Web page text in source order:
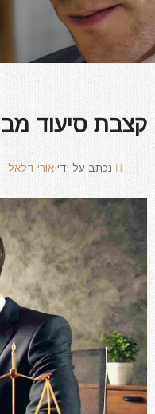
קצבת סיעוד
נכתב על ידי אורי דלאל